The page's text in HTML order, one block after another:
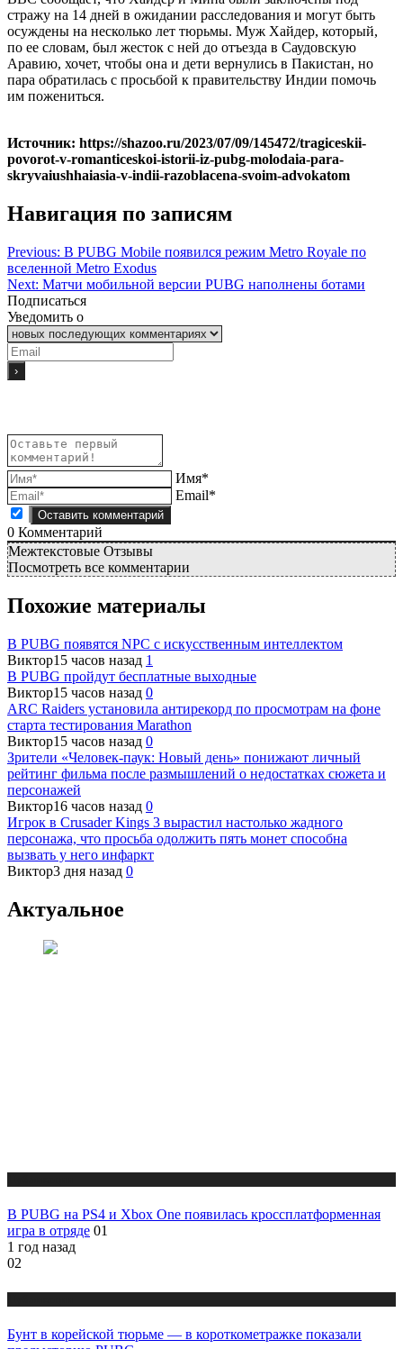
стражу на 14 дней в ожидании расследования и могут быть
осуждены на несколько лет тюрьмы. Муж Хайдер, который,
по ее словам, был жесток с ней до отъезда в Саудовскую
Аравию, хочет, чтобы она и дети вернулись в Пакистан, но
пара обратилась с просьбой к правительству Индии помочь
им пожениться.
Источник: https://shazoo.ru/2023/07/09/145472/tragiceskii-
povorot-v-romanticeskoi-istorii-iz-pubg-molodaia-para-
skryvaiushhaiasia-v-indii-razoblacena-svoim-advokatom
Навигация по записям
Previous: В PUBG Mobile появился режим Metro Royale по
вселенной Metro Exodus
Next: Матчи мобильной версии PUBG наполнены ботами
Подписаться
Уведомить о
Имя*
Email*
0 Комментарий
Межтекстовые Отзывы
Посмотреть все комментарии
Похожие материалы
В PUBG появятся NPC с искусственным интеллектом
Виктор15 часов назад 1
В PUBG пройдут бесплатные выходные
Виктор15 часов назад 0
ARC Raiders установила антирекорд по просмотрам на фоне
старта тестирования Marathon
Виктор15 часов назад 0
Зрители «Человек-паук: Новый день» понижают личный
рейтинг фильма после размышлений о недостатках сюжета и
персонажей
Виктор16 часов назад 0
Игрок в Crusader Kings 3 вырастил настолько жадного
персонажа, что просьба одолжить пять монет способна
вызвать у него инфаркт
Виктор3 дня назад 0
Актуальное
В PUBG на PS4 и Xbox One появилась кроссплатформенная
игра в отряде 01
1 год назад
02
Бунт в корейской тюрьме — в короткометражке показали